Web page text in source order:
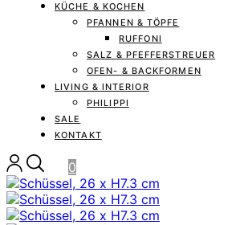
KÜCHE & KOCHEN
PFANNEN & TÖPFE
RUFFONI
SALZ & PFEFFERSTREUER
OFEN- & BACKFORMEN
LIVING & INTERIOR
PHILIPPI
SALE
KONTAKT
0